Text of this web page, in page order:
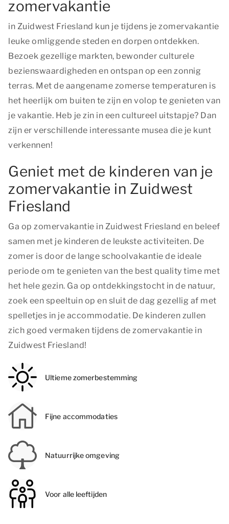
zomervakantie
in Zuidwest Friesland kun je tijdens je zomervakantie
leuke omliggende steden en dorpen ontdekken.
Bezoek gezellige markten, bewonder culturele
bezienswaardigheden en ontspan op een zonnig
terras. Met de aangename zomerse temperaturen is
het heerlijk om buiten te zijn en volop te genieten van
je vakantie. Heb je zin in een cultureel uitstapje? Dan
zijn er verschillende interessante musea die je kunt
verkennen!
Geniet met de kinderen van je
zomervakantie in Zuidwest
Friesland
Ga op zomervakantie in Zuidwest Friesland en beleef
samen met je kinderen de leukste activiteiten. De
zomer is door de lange schoolvakantie de ideale
periode om te genieten van the best quality time met
het hele gezin. Ga op ontdekkingstocht in de natuur,
zoek een speeltuin op en sluit de dag gezellig af met
spelletjes in je accommodatie. De kinderen zullen
zich goed vermaken tijdens de zomervakantie in
Zuidwest Friesland!
Ultieme zomerbestemming
Fijne accommodaties
Natuurrijke omgeving
Voor alle leeftijden